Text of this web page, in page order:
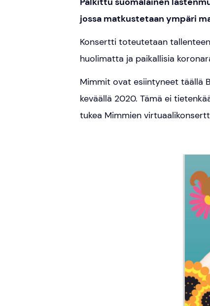
jossa matkustetaan ympäri
Konsertti toteutetaan
huolimatta ja paikallisia
Mimmit ovat esiintyneet täällä
keväällä 2020. Tämä ei
tukea Mimmien